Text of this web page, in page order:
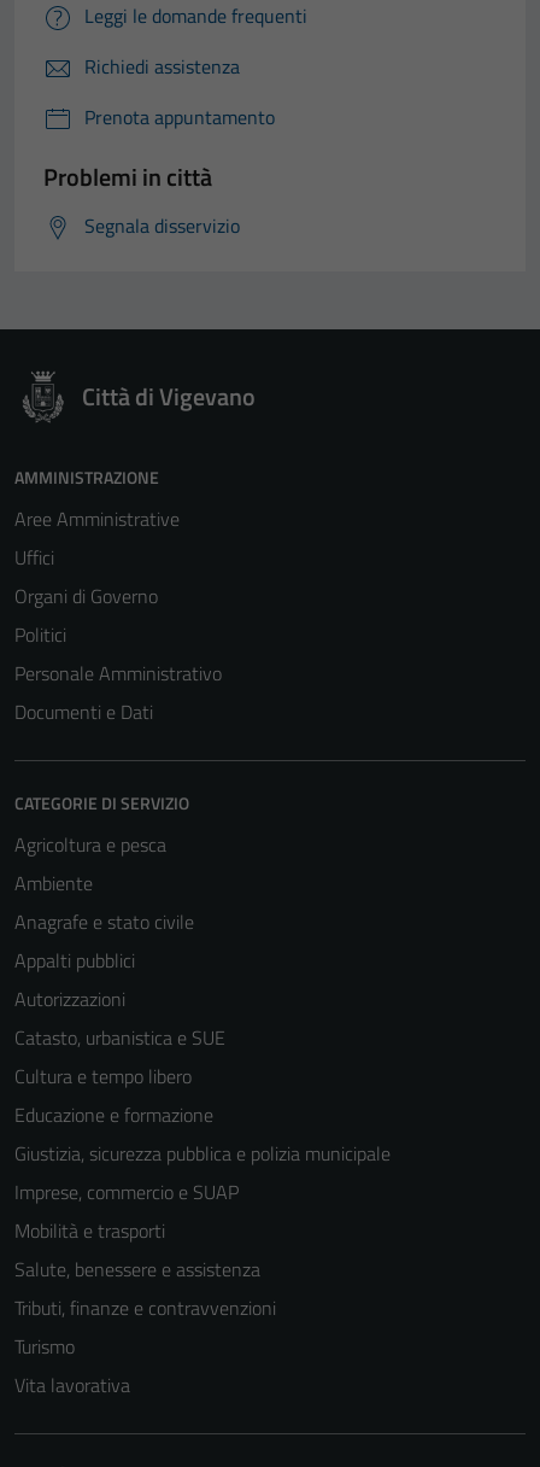
Leggi le domande frequenti
Richiedi assistenza
Prenota appuntamento
Problemi in città
Segnala disservizio
Città di Vigevano
AMMINISTRAZIONE
Aree Amministrative
Uffici
Organi di Governo
Politici
Personale Amministrativo
Documenti e Dati
CATEGORIE DI SERVIZIO
Agricoltura e pesca
Ambiente
Anagrafe e stato civile
Appalti pubblici
Autorizzazioni
Catasto, urbanistica e SUE
Cultura e tempo libero
Educazione e formazione
Giustizia, sicurezza pubblica e polizia municipale
Imprese, commercio e SUAP
Mobilità e trasporti
Salute, benessere e assistenza
Tributi, finanze e contravvenzioni
Turismo
Vita lavorativa
essere